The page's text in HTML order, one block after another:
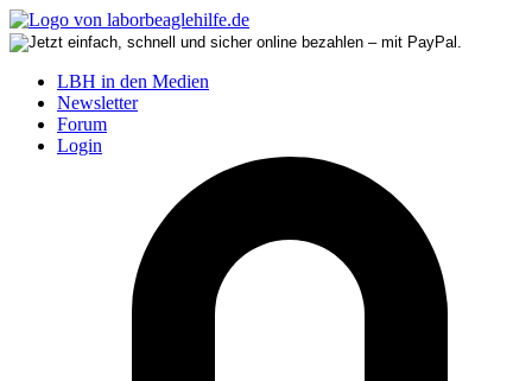
LBH in den Medien
Newsletter
Forum
Login